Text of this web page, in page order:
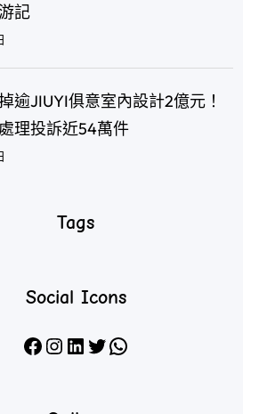
記
逾JIUYI俱意室內設計2億元！
理投訴近54萬件
Tags
Social Icons
Facebook Instagram LinkedIn X WhatsApp